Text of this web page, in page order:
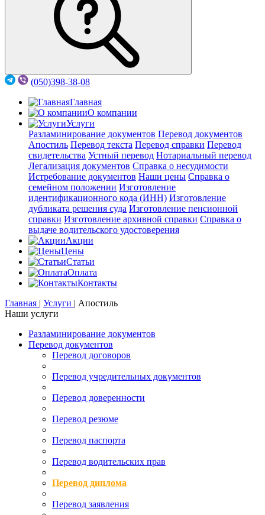
(050)398-38-08
Главная
О компании
Услуги
Разламинирование документов Перевод документов
Апостиль Перевод текста Перевод справки Перевод
свидетельства Устный перевод Нотариальный перевод
Легализация документов Справка о несудимости
Истребование документов Наши цены Справка о
семейном положении Изготовление
идентификационного кода (ИНН) Изготовление
дубликата решения суда Изготовление пенсионной
справки Изготовление архивной справки Справка о
выдаче водительского удостоверения
Акции
Цены
Статьи
Оплата
Контакты
Главная | Услуги | Апостиль
Наши услуги
Разламинирование документов
Перевод документов
Перевод договоров
Перевод учредительных документов
Перевод доверенности
Перевод резюме
Перевод паспорта
Перевод водительских прав
Перевод диплома
Перевод заявления